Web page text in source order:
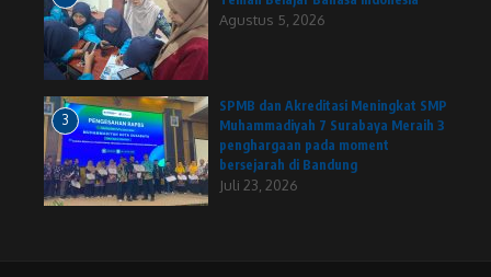
Agustus 5, 2026
3
SPMB dan Akreditasi Meningkat SMP
Muhammadiyah 7 Surabaya Meraih 3
penghargaan pada moment
bersejarah di Bandung
Juli 23, 2026